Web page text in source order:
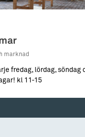
marknad
fredag, lördag, söndag
kl 11-15